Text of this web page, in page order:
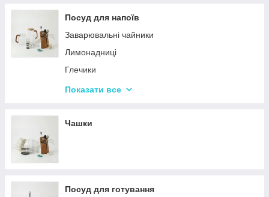
Терки
Набори для спецій
Ємності для зберігання
Набори кухонних ножів і лопаток
Маслянки
Посуд для напоїв
Заварювальні чайники
Лимонадниці
Глечики
Склянки
Келихи
Показати все
Чашки
Посуд для готування